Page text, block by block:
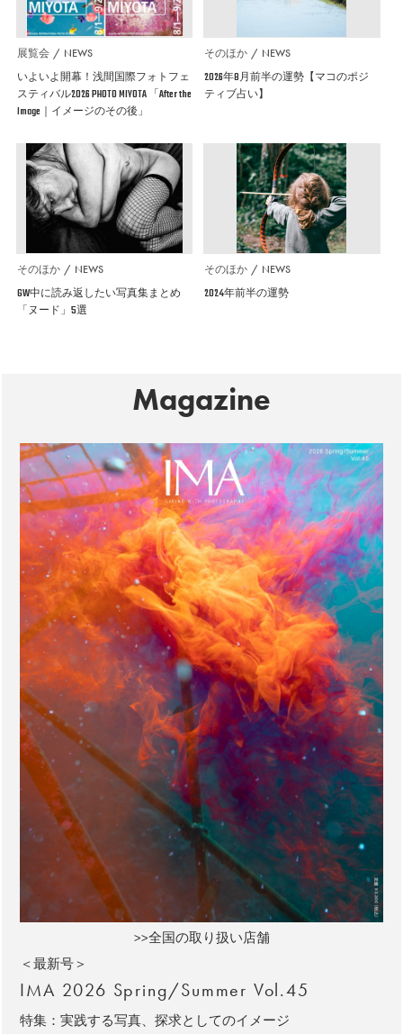
展覧会 NEWS
いよいよ開幕！浅間国際フォトフェ
スティバル2026 PHOTO MIYOTA 「After the
Image｜イメージのその後」
そのほか NEWS
2026年8月前半の運勢【マコのポジ
ティブ占い】
そのほか NEWS
GW中に読み返したい写真集まとめ
「ヌード」5選
そのほか NEWS
2024年前半の運勢
Magazine
>>全国の取り扱い店舗
＜最新号＞
IMA 2026 Spring/Summer Vol.45
特集：実践する写真、探求としてのイメージ